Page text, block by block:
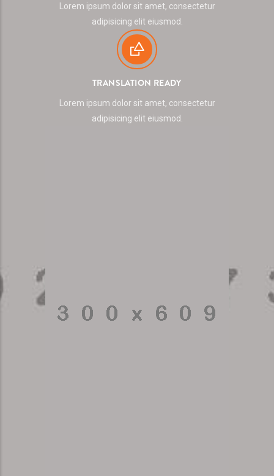
Lorem ipsum dolor sit amet, consectetur
adipisicing elit eiusmod.
TRANSLATION READY
Lorem ipsum dolor sit amet, consectetur
adipisicing elit eiusmod.